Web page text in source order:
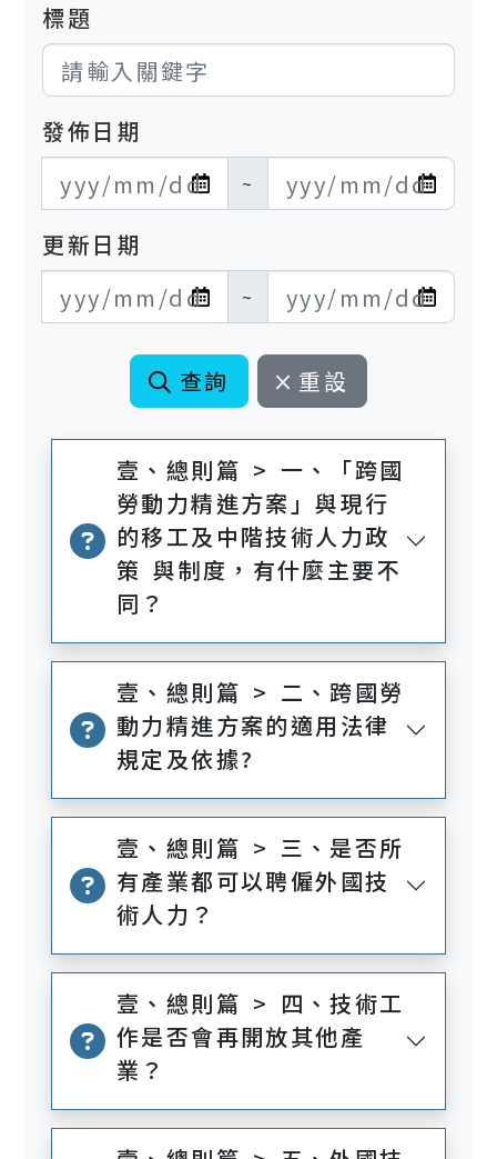
標題
發佈日期
發布日期開始
~
發布日期結束
更新日期
更新日期開始
~
更新日期結束
查詢 重設
壹、總則篇 > 一、「跨國
勞動力精進方案」與現行
的移工及中階技術人力政
策 與制度，有什麼主要不
同？
壹、總則篇 > 二、跨國勞
動力精進方案的適用法律
規定及依據?
壹、總則篇 > 三、是否所
有產業都可以聘僱外國技
術人力？
壹、總則篇 > 四、技術工
作是否會再開放其他產
業？